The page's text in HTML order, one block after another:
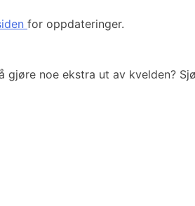
for oppdateringer.
noe ekstra ut av kvelden?